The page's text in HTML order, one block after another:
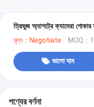
ত্রিভুজ অ্যাশট্রে ক্যামেরা পোকার
মূল্য：Negotiate MOQ：1
ভালো দাম
পণ্যের বর্ণনা